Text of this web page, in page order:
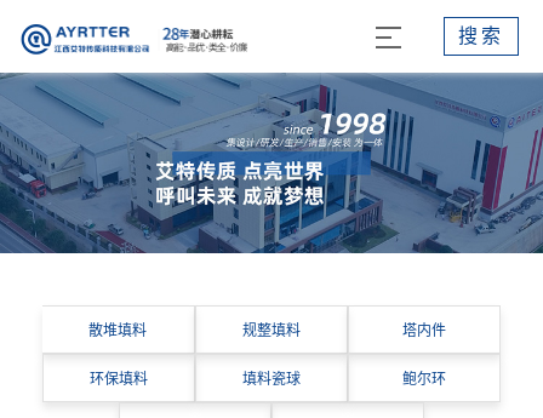
搜索
散堆填料 规整填料 塔内件
环保填料 填料瓷球 鲍尔环